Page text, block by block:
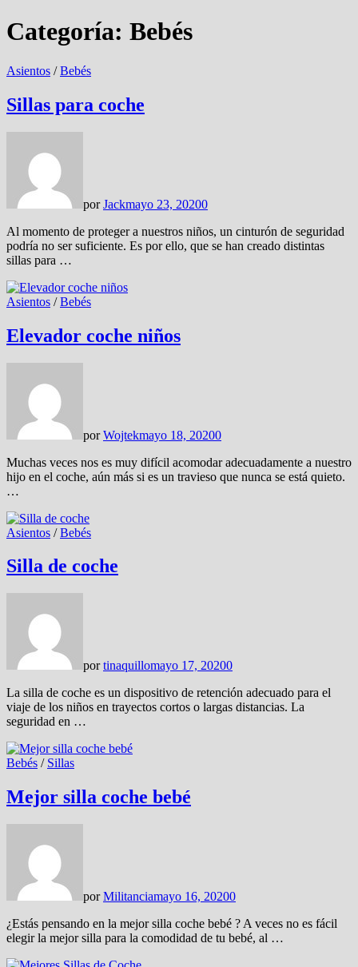
Categoría: Bebés
Asientos /Bebés
Sillas para coche
porJackmayo 23, 20200
Al momento de proteger a nuestros niños, un cinturón de seguridad
podría no ser suficiente. Es por ello, que se han creado distintas
sillas para …
Asientos /Bebés
Elevador coche niños
porWojtekmayo 18, 20200
Muchas veces nos es muy difícil acomodar adecuadamente a nuestro
hijo en el coche, aún más si es un travieso que nunca se está quieto.
…
Asientos /Bebés
Silla de coche
portinaquillomayo 17, 20200
La silla de coche es un dispositivo de retención adecuado para el
viaje de los niños en trayectos cortos o largas distancias. La
seguridad en …
Bebés / Sillas
Mejor silla coche bebé
porMilitanciamayo 16, 20200
¿Estás pensando en la mejor silla coche bebé ? A veces no es fácil
elegir la mejor silla para la comodidad de tu bebé, al …